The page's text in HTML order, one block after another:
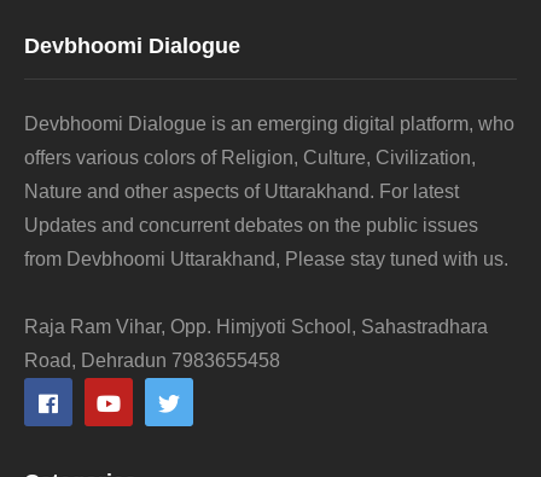
Devbhoomi Dialogue
Devbhoomi Dialogue is an emerging digital platform, who
offers various colors of Religion, Culture, Civilization,
Nature and other aspects of Uttarakhand. For latest
Updates and concurrent debates on the public issues
from Devbhoomi Uttarakhand, Please stay tuned with us.
Raja Ram Vihar, Opp. Himjyoti School, Sahastradhara
Road, Dehradun 7983655458